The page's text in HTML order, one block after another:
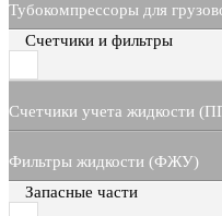
Тубокомпрессоры для
Счетчики и фильтры
Счетчики учета жидкости
Фильтры жидкости (ФЖУ)
Запасные части